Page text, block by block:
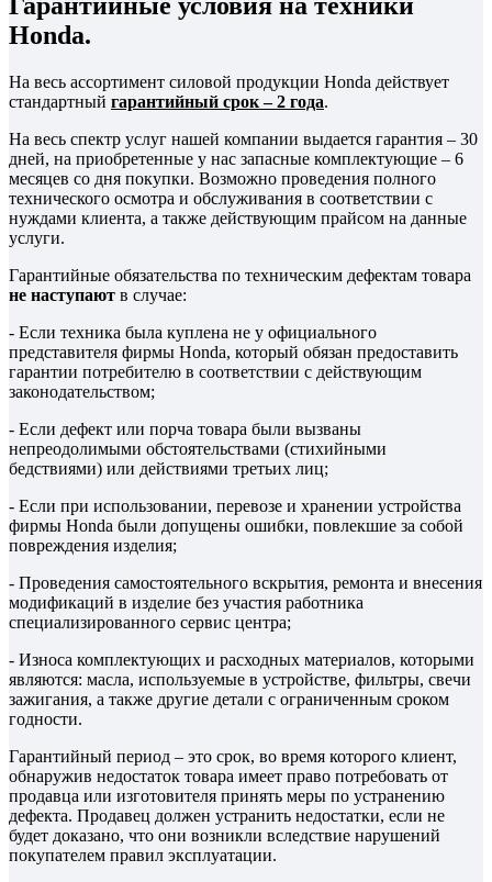
Гарантийные условия на техники
Honda.
На весь ассортимент силовой продукции Honda действует
стандартный гарантийный срок – 2 года.
На весь спектр услуг нашей компании выдается гарантия – 30
дней, на приобретенные у нас запасные комплектующие – 6
месяцев со дня покупки. Возможно проведения полного
технического осмотра и обслуживания в соответствии с
нуждами клиента, а также действующим прайсом на данные
услуги.
Гарантийные обязательства по техническим дефектам товара
не наступают в случае:
- Если техника была куплена не у официального
представителя фирмы Honda, который обязан предоставить
гарантии потребителю в соответствии с действующим
законодательством;
- Если дефект или порча товара были вызваны
непреодолимыми обстоятельствами (стихийными
бедствиями) или действиями третьих лиц;
- Если при использовании, перевозе и хранении устройства
фирмы Honda были допущены ошибки, повлекшие за собой
повреждения изделия;
- Проведения самостоятельного вскрытия, ремонта и внесения
модификаций в изделие без участия работника
специализированного сервис центра;
- Износа комплектующих и расходных материалов, которыми
являются: масла, используемые в устройстве, фильтры, свечи
зажигания, а также другие детали с ограниченным сроком
годности.
Гарантийный период – это срок, во время которого клиент,
обнаружив недостаток товара имеет право потребовать от
продавца или изготовителя принять меры по устранению
дефекта. Продавец должен устранить недостатки, если не
будет доказано, что они возникли вследствие нарушений
покупателем правил эксплуатации.